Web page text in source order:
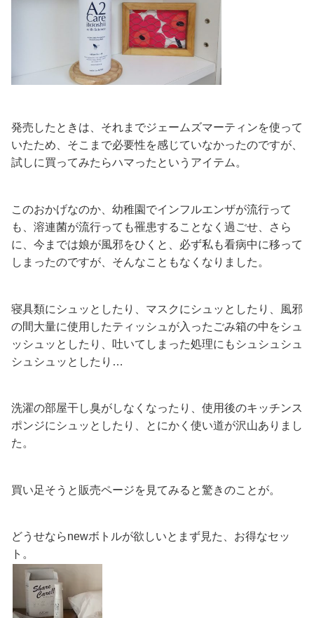
発売したときは、それまでジェームズマーティンを使って
いたため、そこまで必要性を感じていなかったのですが、
試しに買ってみたらハマったというアイテム。
このおかげなのか、幼稚園でインフルエンザが流行って
も、溶連菌が流行っても罹患することなく過ごせ、さら
に、今までは娘が風邪をひくと、必ず私も看病中に移って
しまったのですが、そんなこともなくなりました。
寝具類にシュッとしたり、マスクにシュッとしたり、風邪
の間大量に使用したティッシュが入ったごみ箱の中をシュ
ッシュッとしたり、吐いてしまった処理にもシュシュシュ
シュシュッとしたり…
洗濯の部屋干し臭がしなくなったり、使用後のキッチンス
ポンジにシュッとしたり、とにかく使い道が沢山ありまし
た。
買い足そうと販売ページを見てみると驚きのことが。
どうせならnewボトルが欲しいとまず見た、お得なセッ
ト。